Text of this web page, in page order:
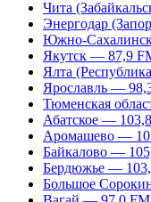
Чита
Энергодар
Южно-
Якутск — 87,9
Ялта
Ярославль —
Тюменская
Абатское —
Аромашево —
Байкалово —
Бердюжье —
Большое